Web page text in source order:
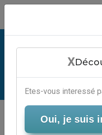
Bus Mailing
X
Etes-vous interessé
Oui, je suis